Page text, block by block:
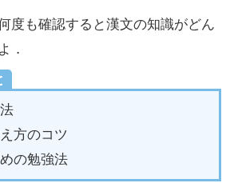
度も確認すると漢文の知識がどん
．
方のコツ
の勉強法